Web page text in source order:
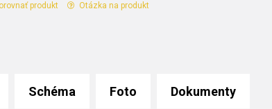
produkt Otázka na produkt
Schéma Foto Dokumenty